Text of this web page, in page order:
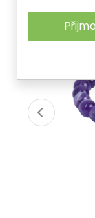
andílkem
- 57 %